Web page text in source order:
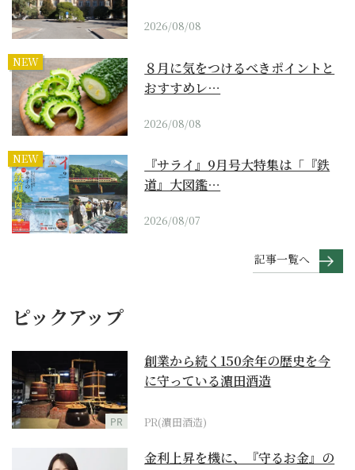
2026/08/08
NEW
８月に気をつけるべきポイントと
おすすめレ…
2026/08/08
NEW
『サライ』9月号大特集は「『鉄
道』大図鑑…
2026/08/07
記事一覧へ
ピックアップ
PR
創業から続く150余年の歴史を今
に守っている濵田酒造
PR(濵田酒造)
金利上昇を機に、『守るお金』の